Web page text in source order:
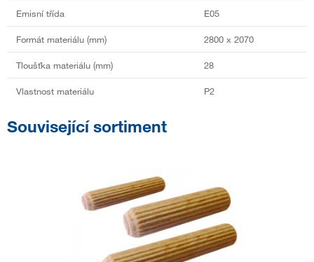
Emisní třída E05
Formát materiálu (mm) 2800 x 2070
Tloušťka materiálu (mm) 28
Vlastnost materiálu P2
Související sortiment